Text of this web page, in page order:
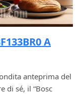
A
anteprima del
di sé, il “Bosc